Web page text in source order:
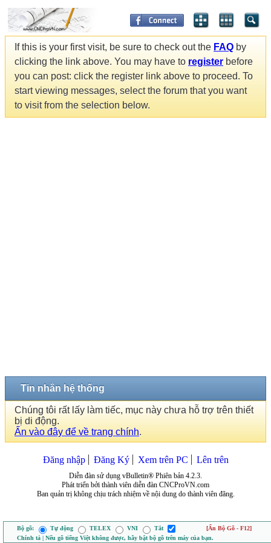
If this is your first visit, be sure to check out the FAQ by
clicking the link above. You may have to register before
you can post: click the register link above to proceed. To
start viewing messages, select the forum that you want
to visit from the selection below.
Tin nhắn hệ thống
Chúng tôi rất lấy làm tiếc, mục này chưa hỗ trợ trên thiết
bị di động.
Ấn vào đây để về trang chính.
Đăng nhập Đăng Ký Xem trên PC Lên trên
Diễn đàn sử dụng vBulletin® Phiên bản 4.2.3.
Phát triển bởi thành viên diễn đàn CNCProVN.com
Ban quản trị không chịu trách nhiệm về nội dung do thành viên đăng.
Bộ gõ: Tự động TELEX VNI Tắt
[Ẩn Bộ Gõ - F12]
Chính tả | Nếu gõ tiếng Việt không được, hãy bật bộ gõ trên máy của bạn.